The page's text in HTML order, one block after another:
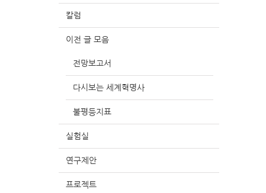
칼럼
이전 글 모음
전망보고서
다시보는 세계혁명사
불평등지표
실험실
연구제안
프로젝트